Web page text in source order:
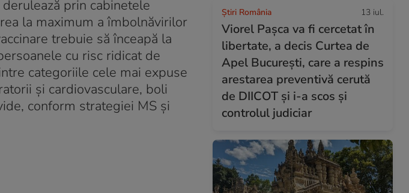
prin cabinetele
la maximum a îmbolnăvirilor
trebuie să înceapă la
cu risc ridicat de
categoriile cele mai expuse
şi cardiovasculare, boli
conform strategiei MS şi
Știri România 13 iul.
Viorel Pașca va fi cercetat în
libertate, a decis Curtea de
Apel București, care a respins
arestarea preventivă cerută
de DIICOT și i-a scos și
controlul judiciar